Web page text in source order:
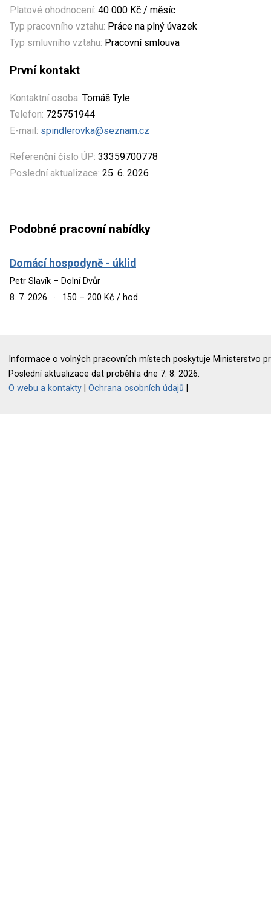
Platové ohodnocení: 40 000 Kč / měsíc
Typ pracovního vztahu: Práce na plný úvazek
Typ smluvního vztahu: Pracovní smlouva
První kontakt
Kontaktní osoba: Tomáš Tyle
Telefon: 725751944
E-mail: spindlerovka@seznam.cz
Referenční číslo ÚP: 33359700778
Poslední aktualizace: 25. 6. 2026
Podobné pracovní nabídky
Domácí hospodyně - úklid
Petr Slavík – Dolní Dvůr
8. 7. 2026
· 150 – 200 Kč / hod.
Informace o volných pracovních místech poskytuje Ministerstvo
Poslední aktualizace dat proběhla dne 7. 8. 2026.
O webu a kontakty |Ochrana osobních údajů